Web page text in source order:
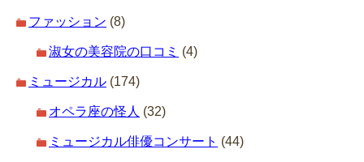
ファッション (8)
淑女の美容院の口コミ (4)
ミュージカル (174)
オペラ座の怪人 (32)
ミュージカル俳優コンサート (44)